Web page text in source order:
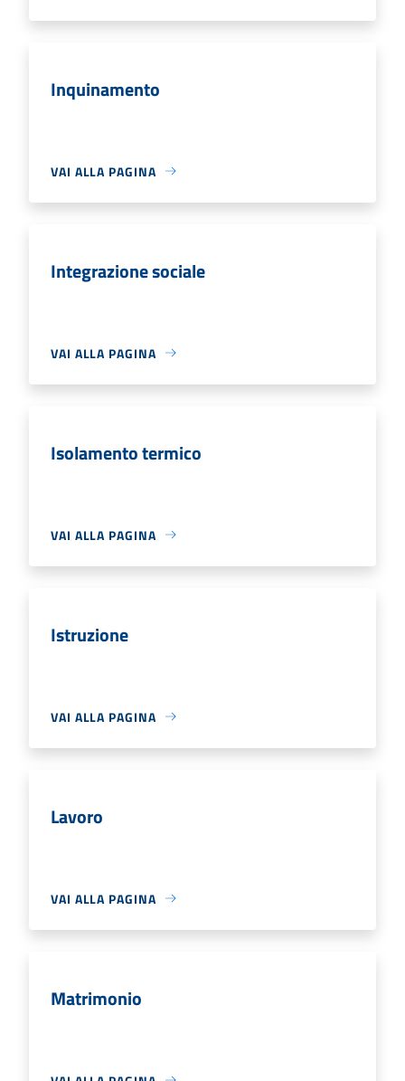
Inquinamento
VAI ALLA PAGINA
Integrazione sociale
VAI ALLA PAGINA
Isolamento termico
VAI ALLA PAGINA
Istruzione
VAI ALLA PAGINA
Lavoro
VAI ALLA PAGINA
Matrimonio